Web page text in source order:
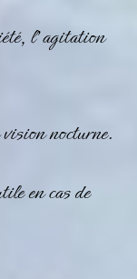
l’agitation
nocturne.
en cas de